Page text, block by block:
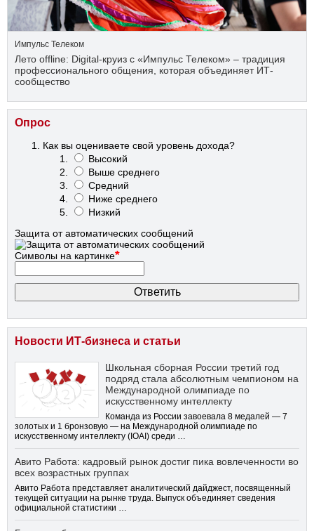
Импульс Телеком
Лето offline: Digital-круиз с «Импульс Телеком» – традиция
профессионального общения, которая объединяет ИТ-
сообщество
Опрос
Как вы оцениваете свой уровень дохода?
Высокий
Выше среднего
Средний
Ниже среднего
Низкий
Защита от автоматических сообщений
Символы на картинке*
Новости ИТ-бизнеса и статьи
Школьная сборная России третий год
подряд стала абсолютным чемпионом на
Международной олимпиаде по
искусственному интеллекту
Команда из России завоевала 8 медалей — 7
золотых и 1 бронзовую — на Международной олимпиаде по
искусственному интеллекту (IOAI) среди …
Авито Работа: кадровый рынок достиг пика вовлеченности во
всех возрастных группах
Авито Работа представляет аналитический дайджест, посвященный
текущей ситуации на рынке труда. Выпуск объединяет сведения
официальной статистики …